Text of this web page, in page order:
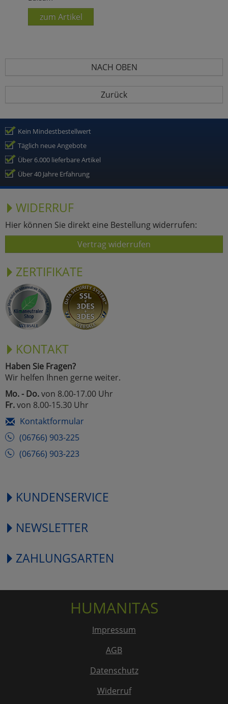
zum Artikel
NACH OBEN
Zurück
Kein Mindestbestellwert
Täglich neue Angebote
Über 6.000 lieferbare Artikel
Über 40 Jahre Erfahrung
WIDERRUF
Hier können Sie direkt eine Bestellung widerrufen:
Vertrag widerrufen
ZERTIFIKATE
KONTAKT
Haben Sie Fragen?
Wir helfen Ihnen gerne weiter.
Mo. - Do.von 8.00-17.00 Uhr
Fr.von 8.00-15.30 Uhr
Kontaktformular
(06766) 903-225
(06766) 903-223
KUNDENSERVICE
NEWSLETTER
ZAHLUNGSARTEN
HUMANITAS
Impressum
AGB
Datenschutz
Widerruf